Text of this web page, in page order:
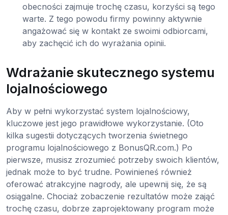
obecności zajmuje trochę czasu, korzyści są tego
warte. Z tego powodu firmy powinny aktywnie
angażować się w kontakt ze swoimi odbiorcami,
aby zachęcić ich do wyrażania opinii.
Wdrażanie skutecznego systemu
lojalnościowego
Aby w pełni wykorzystać system lojalnościowy,
kluczowe jest jego prawidłowe wykorzystanie. (Oto
kilka sugestii dotyczących tworzenia świetnego
programu lojalnościowego z BonusQR.com.) Po
pierwsze, musisz zrozumieć potrzeby swoich klientów,
jednak może to być trudne. Powinieneś również
oferować atrakcyjne nagrody, ale upewnij się, że są
osiągalne. Chociaż zobaczenie rezultatów może zająć
trochę czasu, dobrze zaprojektowany program może